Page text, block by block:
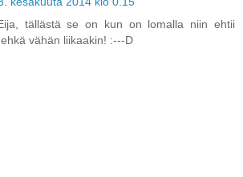
tällästä se on kun on lomalla niin ehtii
vähän liikaakin! :---D